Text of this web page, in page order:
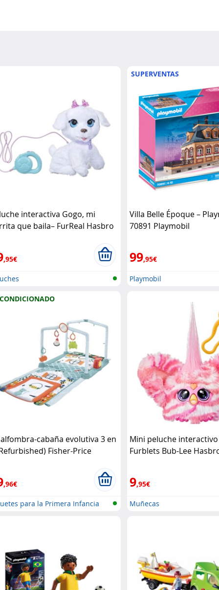
interactiva Gogo, mi
que baila– FurReal Hasbro
,95€
SUPERVENTAS
Villa Belle Époque –
70891 Playmobil
99,95€
Playmobil
cabaña evolutiva 3 en
Fisher-Price
,96€
para la Primera Infancia
Mini peluche
Furblets Bub-Lee
9,95€
Muñecas